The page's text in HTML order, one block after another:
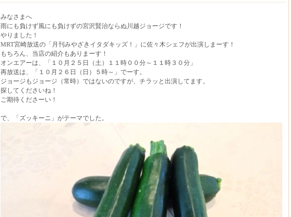
みなさまへ
雨にも負けず風にも負けずの宮沢賢治ならぬ川越ジョージです！
やりました！
MRT宮崎放送の「月刊みやざきイタダキッズ！」に佐々木シェフが出演しまーす！
もちろん、当店の紹介もありまーす！
オンエアーは、「１０月２５日（土）１１時００分～１１時３０分」
再放送は、「１０月２６日（日）５時～」でーす。
ジョージもジョージ（常時）ではないのですが、チラッと出演してます。
探してくださいね！
ご期待くださーい！
で、「ズッキーニ」がテーマでした。